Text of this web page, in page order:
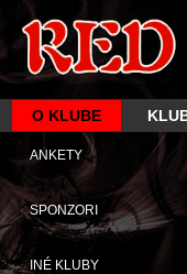
O KLUBE
ANKETY
SPONZORI
INÉ KLUBY